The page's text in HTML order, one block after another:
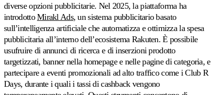
diverse opzioni pubblicitarie. Nel 2025, la piattaforma ha
introdottoMirakl Ads, un sistema pubblicitario basato
sull’intelligenza artificiale che automatizza e ottimizza la spesa
pubblicitaria all’interno dell’ecosistema Rakuten. È possibile
usufruire di annunci di ricerca e di inserzioni prodotto
targetizzati, banner nella homepage e nelle pagine di categoria, e
partecipare a eventi promozionali ad alto traffico come i Club R
Days, durante i quali i tassi di cashback vengono